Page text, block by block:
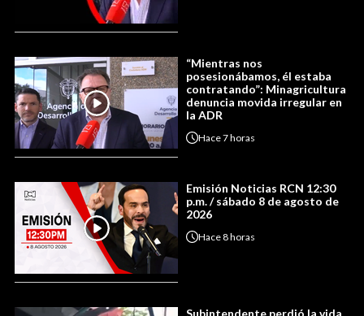
“Mientras nos
posesionábamos, él estaba
contratando”: Minagricultura
denuncia movida irregular en
la ADR
Hace7 horas
Emisión Noticias RCN 12:30
p.m. / sábado 8 de agosto de
2026
Hace8 horas